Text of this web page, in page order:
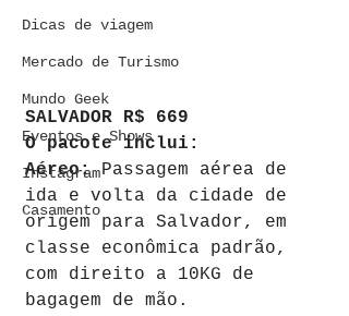
Dicas de viagem
Mercado de Turismo
Mundo Geek
Eventos e Shows
Instagram
Casamento
SALVADOR R$ 669
O pacote inclui:
Aéreo: Passagem aérea de
ida e volta da cidade de
origem para Salvador, em
classe econômica padrão,
com direito a 10KG de
bagagem de mão.